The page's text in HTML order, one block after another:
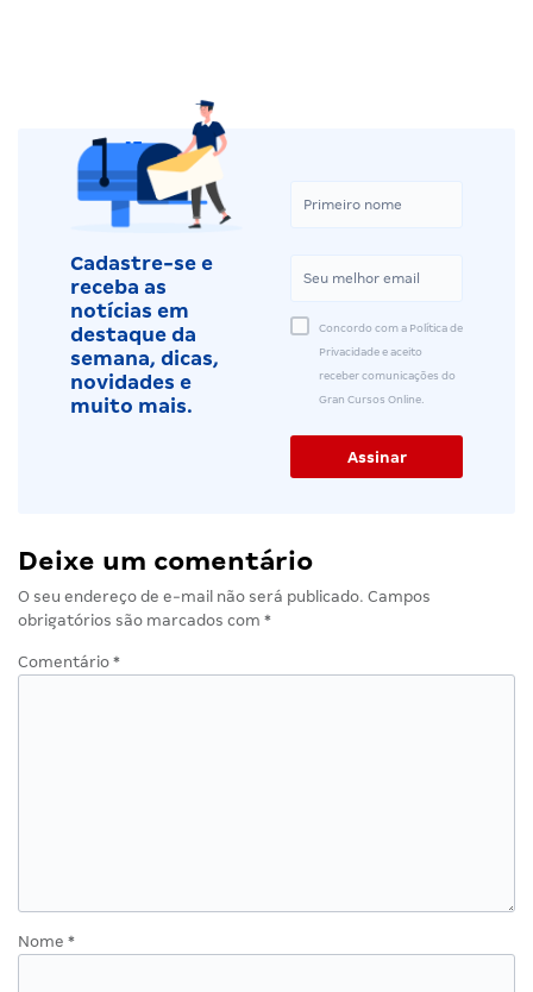
Cadastre-se e
receba as
notícias em
destaque da
semana, dicas,
novidades e
muito mais.
Concordo com a Política de
Privacidade e aceito
receber comunicações do
Gran Cursos Online.
Deixe um comentário
O seu endereço de e-mail não será publicado. Campos
obrigatórios são marcados com *
Comentário *
Nome *